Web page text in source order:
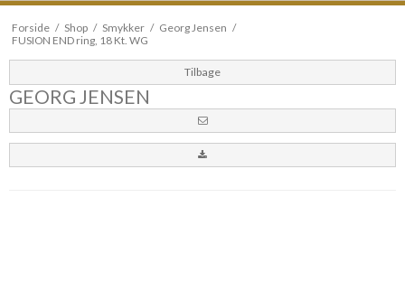
Forside / Shop / Smykker / Georg Jensen /
FUSION END ring, 18 Kt. WG
Tilbage
GEORG JENSEN